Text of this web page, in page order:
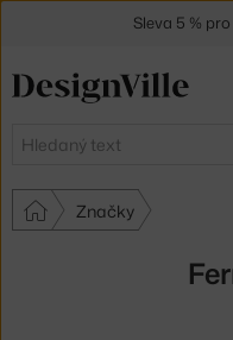
Hledat
Značky
Sleva 5 %